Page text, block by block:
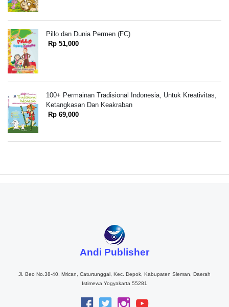
Pillo dan Dunia Permen (FC)
Rp 51,000
100+ Permainan Tradisional Indonesia, Untuk Kreativitas,
Ketangkasan Dan Keakraban
Rp 69,000
Andi Publisher
Jl. Beo No.38-40, Mrican, Caturtunggal, Kec. Depok, Kabupaten Sleman, Daerah
Istimewa Yogyakarta 55281